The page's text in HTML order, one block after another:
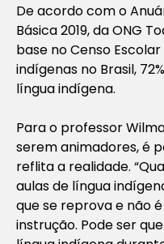
De acordo com o
Básica 2019, da ONG
base no Censo Escolar
indígenas no Brasil,
língua indígena.
Para o professor
serem animadores, é
reflita a realidade.
aulas de língua
que se reprova e não
instrução. Pode ser